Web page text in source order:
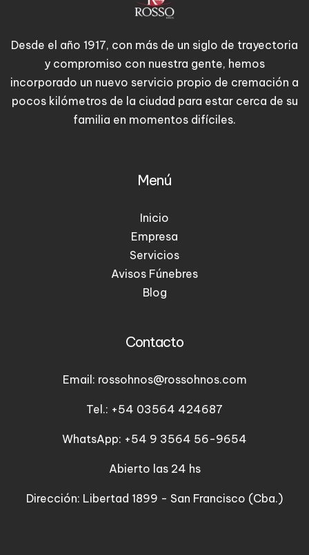
Desde el año 1917, con más de un siglo de trayectoria
y compromiso con nuestra gente, hemos
incorporado un nuevo servicio propio de cremación a
pocos kilómetros de la ciudad para estar cerca de su
familia en momentos difíciles.
Menú
Inicio
Empresa
Servicios
Avisos Fúnebres
Blog
Contacto
Email: rossohnos@rossohnos.com
Tel.: +54 03564 424687
WhatsApp: +54 9 3564 56-9654
Abierto las 24 hs
Dirección: Libertad 1899 - San Francisco (Cba.)